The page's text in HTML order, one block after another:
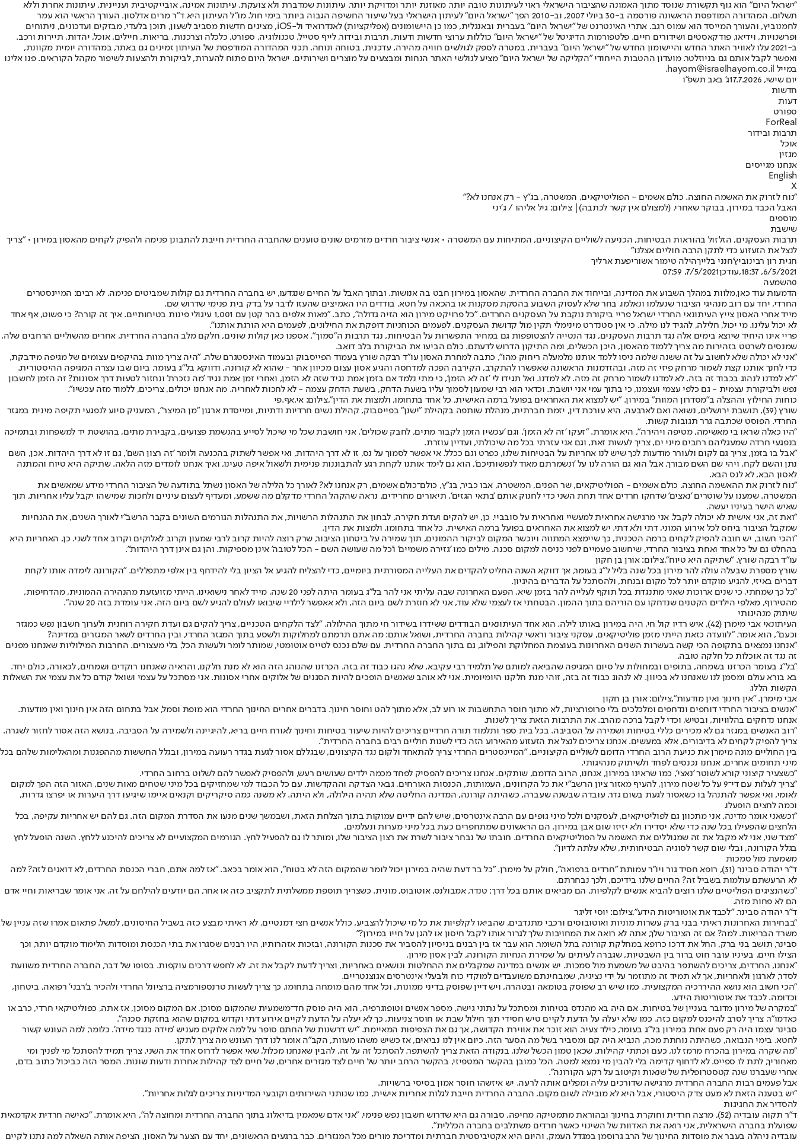
"ישראל היום" הוא גוף תקשורת שנוסד מתוך האמונה שהציבור הישראלי ראוי לעיתונות טובה יותר, מאוזנת יותר ומדויקת יותר. עיתונות שמדברת ולא צועקת. עיתונות אמינה, אובייקטיבית ועניינית. עיתונות אחרת וללא
תשלום. המהדורה המודפסת הראשונה פורסמה ב-30 ביולי 2007, וב-2010 הפך "ישראל היום" לעיתון הישראלי בעל שיעור החשיפה הגבוה ביותר בימי חול. מו"ל העיתון היא ד"ר מרים אדלסון. העורך הראשי הוא עמר
לחמנוביץ, והעורך המייסד הוא עמוס רגב. אתרי האינטרנט של "ישראל היום" בעברית ובאנגלית, כמו כן היישומונים (אפליקציות) לאנדרואיד ול-iOS, מציגים חדשות מסביב לשעון, תוכן בלעדי, מבזקים ועדכונים, ניתוחים
ופרשנויות, וידיאו, פודקאסטים ושידורים חיים. פלטפורמות הדיגיטל של "ישראל היום" כוללות ערוצי חדשות ודעות, תרבות ובידור, לייף סטייל, טכנולוגיה, ספורט, כלכלה וצרכנות, בריאות, חיילים, אוכל, יהדות, תיירות ורכב.
ב-2021 עלו לאוויר האתר החדש והיישומון החדש של "ישראל היום" בעברית, במטרה לספק לגולשים חוויה מהירה, עדכנית, בטוחה ונוחה. תכני המהדורה המודפסת של העיתון זמינים גם באתר, במהדורה יומית מקוונת,
ואפשר לקבל אותם גם בניוזלטר. מועדון ההטבות הייחודי "הקליקה של ישראל היום" מציע לגולשי האתר הנחות ומבצעים על מוצרים ושירותים. ישראל היום פתוח להערות, לביקורת ולהצעות לשיפור מקהל הקוראים. פנו אלינו
במייל hayom@israelhayom.co.il.
יום שישי, 17.7.2026
ג' באב תשפ"ו
חדשות
דעות
ספורט
ForReal
תרבות ובידור
אוכל
מגזין
אנחנו מגייסים
English
X
"נוח לזרוק את האשמה החוצה. כולם אשמים - הפוליטיקאים, המשטרה, בג"ץ - רק אנחנו לא?"
האבל הכבד במירון, בבוקר שאחרי. (למצולם אין קשר לכתבה)| צילום: גיל אליהו / ג׳יני
מוספים
שישבת
תרבות העסקנים, הזלזול בהוראות הבטיחות, הכניעה לשוליים הקיצוניים, המתיחות עם המשטרה • אנשי ציבור חרדים מזרמים שונים טוענים שהחברה החרדית חייבת להתבונן פנימה ולהפיק לקחים מהאסון במירון • "צריך
לנצל את הזעזוע כדי לתקן הרבה חוליים אצלנו"
חגית רון רבינוביץ'חנני בלייךהילה טימור אשוריפעת ארליך
6/5/2021, 18:37
,עודכן7/5/2021, 07:59
0השמעה
הדמעות עוד כאן,מלוות במהלך השבוע את המדינה, ובייחוד את החברה החרדית, שהאסון במירון חבט בה אנושות. ובתוך האבל על החיים שנגדעו, יש בחברה החרדית גם קולות שמביטים פנימה. לא רבים: המיינסטרים
החרדי, יחד עם רוב מנהיגי הציבור שנעלמו ונאלמו, בחר שלא לעסוק השבוע בהסקת מסקנות או בהכאה על חטא. בודדים היו האמיצים שהעזו לדבר על בדק בית פנימי שדרוש שם.
מייד אחרי האסון צייץ העיתונאי החרדי ישראל פריי ביקורת נוקבת על העסקנים החרדים. "כל פרויקט מירון הוא הזיה גדולה", כתב. "מאות אלפים בהר קטן עם 1,001 עיגולי פינות בטיחותיים. איך זה קורה? כי פשוט, אף אחד
לא יכול עלינו. מי יכול, חלילה, להגיד לנו מילה. כי אין סטנדרט מינימלי תקין מול קדושת העסקנים. לפעמים הכוחניות דופקת את החילונים, לפעמים היא הורגת אותנו".
פריי אינו היחיד שיוצא בימים אלה נגד תרבות העסקנים, נגד הנטייה להצטופפות גם במחיר התפשרות על הבטיחות, נגד תרבות ה"סמוך". אספנו כאן קולות שונים, חלקם מלב החברה החרדית, אחרים מהשוליים הרחבים שלה,
שמנסים לשרטט בזהירות מה צריך ללמוד מהאסון, היכן הכשלים, ומה התיקון הדרוש לדעתם. כולם הביעו את הביקורת בלב דואב.
"אני לא יכולה שלא לחשוב על זה ששנה שלמה ניסו ללמד אותנו מלמעלה ריחוק מהו", כתבה למחרת האסון עו"ד רבקה שורץ בעמוד הפייסבוק ובעמוד האינסטגרם שלה. "היה צריך מוות בהיקפים עצומים של מגיפה מידבקת,
כדי לחנך אותנו קצת לשמור מרחק פיזי זה מזה. ובהזדמנות הראשונה שאפשרו להתקרב, הקירבה הפכה למדחסה והגיע אסון עצום מכיוון אחר - שהוא לא קורונה, ודווקא בל"ג בעומר, ביום שבו עצרה המגיפה ההיסטורית.
"לא למדנו לנהוג בכבוד זה בזה. לא למדנו לשמור מרחק זה מזה. לא למדנו. ואל תגידו לי 'זה לא הזמן', כי מתי נלמד אם בזמן אמת נגיד שזה לא הזמן, ואחרי זמן אמת נגיד 'מה נזכרת' ונחזור לטעות דרך אסונות? זה הזמן לחשבון
נפש ולביקורת עצמית - גם כלפי עצמי ועצמנו, כי בתוך עמי אני יושבת. וכדאי הוא רבי שמעון לסמוך עליו בשעת הדחק, בשעת הדחק עצמה - לא לחכות לאחריה. מה אנחנו יכולים, צריכים, ללמוד מזה עכשיו".
כוחות החילוץ וההצלה ב"מסדרון המוות" במירון. "יש למצוא את האחראים בפועל ברמה האישית, כל אחד בתחומו, ולמצות את הדין",צילום: אי.אף.פי
שורץ (39), תושבת ירושלים, נשואה ואם לארבעה, היא עורכת דין, יזמת חברתית, מנהלת שותפה בקהילת "ישנן" בפייסבוק, קהילת נשים חרדיות ודתיות, ומייסדת ארגון "מן המיצר", המעניק סיוע לנפגעי תקיפה מינית במגזר
החרדי. הפוסט שכתבה גרר תגובות קשות.
"היו כאלה שראו בי מאשימה, מטיפה ויהירה", היא אומרת. "זעקו 'זה לא הזמן', וגם 'עכשיו הזמן לקבור מתים, לחבק שכולים'. אני חושבת שכל מי שיכול לסייע בהנשמת פצועים, בקבירת מתים, בהושטת יד למשפחות ובתמיכה
בנפגעי חרדה שמעגליהם רחבים מיני ים, צריך לעשות זאת, וגם אני עזרתי בכל מה שיכולתי, ועדיין עוזרת.
"אבל בו בזמן, צריך גם לקום ולעורר מודעות לכך שיש לנו אחריות על הבטיחות שלנו, כפרט וגם ככלל. אי אפשר לסמוך על נס, זו לא דרך היהדות, ואי אפשר לשתוק בהכנעה ולומר 'זה רצון השם', גם זו לא דרך היהדות. אכן, השם
נתן והשם לקח, ויהי שם השם מבורך, אבל הוא גם הורה לנו על 'ונשמרתם מאוד לנפשותיכם', הוא גם לימד אותנו לקחת רגע להתבוננות פנימית ולשאול איפה טעינו, ואיך אנחנו לומדים מזה הלאה. שתיקה היא טיוח והמתנה
לאסון הבא, לא לנס הבא.
"נוח לזרוק את ההאשמה החוצה. כולם אשמים - הפוליטיקאים, שר הפנים, המשטרה, אבו כביר, בג"ץ, כולם־כולם אשמים, רק אנחנו לא? לאורך כל הלילה של האסון נשתל בתודעה של הציבור החרדי מידע שמאשים את
המשטרה. שמענו על שוטרים 'נאצים' שדחקו חרדים אחד תחת השני כדי לחנוק אותם 'בתאי הגזים', תיאורים מחרידים. נראה שהקהל החרדי מדקלם מה ששמע, ומעדיף לעצום עיניים ולחכות שמישהו יקבל עליו אחריות, תוך
שאיש הישר בעיניו יעשה.
"ואת זה, אני אישית לא יכולה לקבל. אני מרגישה אחראית למעשיי ואחראית על סובביי. כן, יש להקים ועדת חקירה, לבחון את התנהלות הרשויות, את התנהלות הגורמים השונים בקבר הרשב"י לאורך השנים, את ההנחיות
שמקבל הציבור ביחס לכל אירוע המוני, דתי ולא דתי. יש למצוא את האחראים בפועל ברמה האישית, כל אחד בתחומו, ולמצות את הדין.
"והכי חשוב, יש חובה להפיק לקחים ברמה הטכנית, כך שיימצא המתווה ויוכשר המקום לביקור ההמונים, תוך שמירה על ביטחון הציבור, שרק רוצה להיות קרוב לרבי שמעון וקרוב לאלוקים וקרוב אחד לשני. כן, האחריות היא
בהחלט גם על כל אחד ואחת בציבור החרדי, שיחשוב פעמיים לפני כניסה למקום סכנה. מילים כמו 'גזירה משמיים' ו'כל מה שעושה השם - הכל לטובה' אינן מספיקות. והן גם אינן דרך היהדות".
עו"ד רבקה שורץ. "שתיקה היא טיוח",צילום: אורן בן חקון
שורץ מספרת שבעלה עולה להר מירון בכל שנה בליל ל"ג בעומר, אך דווקא השנה החליט להקדים את העלייה המסורתית ביומיים, כדי להצליח להגיע אל הציון בלי להידחף בין אלפי מתפללים. "הקורונה לימדה אותו לקחת
דברים באיזי, להגיע מוקדם יותר לכל מקום ובנחת, ולהסתכל על הדברים בהיגיון.
"כל כך שמחתי, כי שנים ארוכות שאני מתנגדת בכל תוקף לעלייה להר בזמן שיא. הפעם האחרונה שבה עליתי אני להר בל"ג בעומר היתה לפני 20 שנה, מייד לאחר נישואינו. הייתי מזועזעת מהנהירה ההמונית, מהדחיפות,
מהטירוף, מאלפי הילדים הקטנים שנדחקו עם הוריהם בתוך ההמון. הבטחתי אז לעצמי שלא עוד, אני לא חוזרת לשם ביום הזה, ולא אאפשר לילדיי שיבואו לעולם להגיע לשם ביום הזה. אני עומדת בזה 20 שנה".
שיתוק מנהיגותי
העיתונאי אבי מימרן (42), איש רדיו קול חי, היה במירון באותו לילה. הוא אחד העיתונאים הבודדים ששידרו בשידור חי מתוך ההילולה. "לצד הלקחים הטכניים, צריך להקים גם ועדת חקירה רוחנית ולערוך חשבון נפש כמגזר
וכעם", הוא אומר. "לוועדה כזאת הייתי מזמן פוליטיקאים, עסקני ציבור וראשי קהילות בחברה החרדית, ושואל אותם: מה אתם תרמתם למחלוקות ולשסע בתוך המגזר החרדי, ובין החרדים לשאר המגזרים במדינה?
"אנחנו נמצאים בתקופה הכי קשה בעשרות השנים האחרונות בעוצמת המחלוקת והפילוג, גם בתוך החברה החרדית. עם שלם נכנס לטייס אוטומטי, שמותר לומר ולעשות הכל, בלי מעצורים. החרבות המילוליות שאנחנו מפנים
זה נגד זה אוכלות כל חלקה טובה.
"בל"ג בעומר הכרזנו בשמחה, בתופים ובמחולות על סיום המגיפה שהביאה למותם של תלמיד רבי עקיבא, שלא נהגו כבוד זה בזה. הכרזנו שהנוהג הזה הוא לא מנת חלקנו, והראיה שאנחנו רוקדים ושמחים, לכאורה, כולם יחד.
בא בורא עולם ומסמן לנו שאנחנו לא בכיוון. לא לנהוג כבוד זה בזה, זוהי מנת חלקנו היומיומית. אני לא אוהב שאנשים הופכים להיות הסגנים של אלוקים אחרי אסונות. אני מסתכל על עצמי ושואל קודם כל את עצמי את השאלות
הקשות הללו.
אבי מימרן. "אין חינוך ואין מודעות",צילום: אורן בן חקון
"אנשים בציבור החרדי דוחפים ונדחפים ומלכלכים בלי פרופורציות, לא מתוך חוסר התחשבות או רוע לב, אלא מתוך להט וחוסר חינוך. בדברים אחרים החינוך החרדי הוא מופת וסמל, אבל בתחום הזה אין חינוך ואין מודעות.
אנחנו נדחקים בהלוויות, ובטיש, וכדי לקבל ברכה מהרב. את התרבות הזאת צריך לשנות.
"רוב האנשים במגזר גם לא מכירים כללי בטיחות ושמירה על הסביבה. בכל בית ספר ותלמוד תורה חרדיים צריכים להיות שיעור בטיחות וחינוך לאורח חיים בריא, להיגיינה ולשמירה על הסביבה. בנושא הזה אסור לחזור לשגרה.
צריך להפיק לקחים לא בדיבורים, אלא במעשים. אנחנו צריכים לנצל את הזעזוע מהאירוע הזה כדי לשנות חוליים רבים בחברה החרדית".
בין החוליים מונה מימרן את כניעת הרוב החרדי הדומם לשוליים הקיצוניים. "המיינסטרים החרדי צריך להתאחד ולקום נגד הקיצונים, שבגללם אסור לגעת בגדר רעועה במירון, ובגלל החששות מההפגנות ומהאלימות שלהם בכל
מיני תחומים אחרים, אנחנו נכנסים לפחד ולשיתוק מנהיגותי.
"כשצעיר קיצוני קורא לשוטר 'נאצי', כמו שראינו במירון, אנחנו, הרוב הדומם, שותקים. אנחנו צריכים להפסיק לפחד מכמה ילדים שעושים רעש, ולהפסיק לאפשר להם לשלוט ברחוב החרדי.
"צריך לעלות עם די־9 על כל שטח מירון, להעיף מאזור ציון הרשב"י את כל הקרוונים, העמותות, הכנסות האורחים, גבאי הצדקה וההקדשות. עם כל הכבוד למי שמחזיקים בכל מיני שטחים מאות שנים, האזור הזה הפך למקום
לאומי, ואי אפשר להתנהל בו כשאסור לגעת בשום גדר. עובדה שבשנה שעברה, כשהיתה קורונה, המדינה החליטה שלא תהיה הילולה, ולא היתה. לא משנה כמה סיקריקים וקנאים איימו שיגיעו דרך היערות או יפרצו גדרות,
וכמה לחצים הופעלו.
"וכשאני אומר מדינה, אני מתכוון גם לפוליטיקאים, לעסקנים ולכל מיני גופים עם הרבה אינטרסים, שיש להם ידיים עמוקות בתוך הצלחת הזאת, ושבמשך שנים מנעו את הסדרת המקום הזה. גם להם יש אחריות עקיפה, בכל
הלחצים שהפעילו בכל שנה כדי שלא יסדירו ולא יזיזו שום אבן במירון. הם הראשונים שמתחפרים כעת בכל מיני מערות ונעלמים.
"מצד שני, אני לא מקבל את זה שמגוללים את האשמה על הפוליטיקאים החרדים. חובתו של נבחר ציבור לשרת את רצון הציבור שלו, ומותר לו גם להפעיל לחץ. הגורמים המקצועיים לא צריכים להיכנע ללחץ. השנה הופעל לחץ
בגלל הקורונה, ובלי שום קשר לסוגיה הבטיחותית, שלא עלתה לדיון".
משמעת מול סמכות
ד"ר יהודה סבינר (31), רופא חסיד גור ויו"ר עמותת "חרדים ברפואה", חולק על מימרן. "כל בר דעת שהיה במירון יכול לומר שהמקום הזה לא בטוח", הוא אומר בכאב. "אז למה אתם, חברי הכנסת החרדים, לא דואגים לזה? למה
לא הרעשתם עולמות בשביל זה? החיים שלנו בידיכם, ולכך נבחרתם.
"כשהנציגים הפוליטיים שלנו רוצים להביא אנשים לקלפיות, הם מביאים אותם בכל דרך: טנדר, אמבולנס, אוטובוס, מונית. כשצריך תוספת ממשלתית לתקציב כזה או אחר, הם יודעים להילחם על זה. אני אומר שבריאות וחיי אדם
הם לא פחות מזה.
ד"ר יהודה סבינר. "לכבד את אוטוריטות הידע",צילום: יוסי זליגר
"בבחירות האחרונות ראיתי בבני ברק עשרות מוניות ואוטובוסים ורכבי מתנדבים, שהביאו לקלפיות את כל מי שיכול להצביע, כולל אנשים חצי דמנטיים. לא ראיתי מבצע כזה בשביל החיסונים, למשל. פתאום אמרו שזה עניין של
משרד הבריאות. למה? אם זה הציבור שלך, אתה לא רואה את המחויבות שלך לגרור אותו לקבל חיסון או להגן על חייו במירון?"
סבינר, תושב בני ברק, החל את דרכו כרופא במחלקת קורונה בתל השומר. הוא עבר אז בין רבנים בניסיון להסביר את סכנות הקורונה, ובזכות אזהרותיו, היו רבנים שסגרו את בתי הכנסת ומוסדות הלימוד מוקדם יותר, וכך
הצילו חיים. בעיניו עובר חוט ברור בין השבטיות, שגברה לעיתים על שמירת הנחיות הקורונה, לבין אסון מירון.
"אנחנו, החרדים, צריכים להשתפר בהיבט של משמעת מול סמכות. יש אנשים במדינה שמקבלים את ההחלטות ונושאים באחריות, וצריך לדעת לקבל את זה. לא לחפש דרכים עוקפות. בסופו של דבר, החברה החרדית משוועת
לסדר, לארגון ולאחריות, אך לא תמיד זה מתוזמר על ידי נציגיה, שמבחינתם משועבדים למוקדי כוח ולבעלי אינטרסים אגוצנטריים.
"הכי חשוב הוא נושא ההיררכיה המקצועית. כמו שיש רב שפוסק בטומאה ובטהרה, ויש דיין שפוסק בדיני ממונות, וכל אחד מהם מומחה בתחומו, כך צריך לעשות טרנספורמציה ברציונל החרדי ולהכיר ב'רבני' רפואה, ביטחון,
וכדומה. לכבד את אוטוריטות הידע.
"במקרה של מירון מדובר בעניין של בטיחות. אם היה בא מהנדס בטיחות ומסתכל על נתוני גישה, מספר אנשים וטופוגרפיה, הוא היה פוסק חד־משמעית שהמקום מסוכן. אם המקום מסוכן, אז אתה, כפוליטיקאי חרדי, כרב או
כאדמו"ר, צריך לסרב להיכנס למקום כזה. כמו שלא יעלה על הדעת לקיים טיש חסידי תוך חילול שבת או חוסר צניעות, כך לא יעלה על הדעת לקיים אירוע דתי וקדוש במקום שהוא בחזקת סכנה".
סבינר עצמו היה רק פעם אחת במירון בל"ג בעומר, כילד צעיר. הוא זוכר את אווירת הקדושה, אך גם את הצפיפות המאיימת. "יש דרשנות של החתם סופר על למה אלוקים מעניש 'מידה כנגד מידה'. כלומר, למה העונש קשור
לחטא. בימי הנבואה, כשהיתה נוחתת מכה, הנביא היה קם ומסביר בשל מה הסער הזה. כיום אין לנו נביאים, אז כשיש משהו מעוות, הקב"ה אומר לנו דרך העונש מה צריך לתקן.
"מה שקרה במירון בהכרח מרמז לנו, כעם וכתתי קהילות, שכאן טמון הכשל שלנו, בנקודה הזאת צריך להשתפר. להסתכל זה על זה, להבין שאנחנו מכלול, שאי אפשר לדרוס אחד את השני. צריך תמיד להסתכל מי לפניך ומי
מאחוריך, לתת לו ספייס. לא לדחוף קדימה בלי להבין מי נמצא למטה. הכל כמובן בהקשר המטפיזי, בהקשר הרחב יותר של חיים לצד מגזרים אחרים, של חיים לצד קהילות אחרות ודעות שונות. המסר הזה כביכול כתוב בדם,
אחרי שעברנו שנה קטסטרופלית של שנאות וקיטוב על רקע הקורונה".
אבל פעמים רבות החברה החרדית מרגישה שדורכים עליה ומפלים אותה לרעה. יש איזשהו חוסר אמון בסיסי ברשויות.
"יש בטענה הזאת לא מעט צדק היסטורי, אבל היא לא מובילה לשום מקום. החברה החרדית חייבת לגלות אחריות אישית, כמו שנותני השירותים וקובעי המדיניות צריכים לגלות אחריות".
להסדיר את החגיגות
ד"ר תקוה עובדיה (52), מרצה חרדית וחוקרת בחינוך ובהוראת מתמטיקה מחיפה, סבורה גם היא שדרוש חשבון נפש פנימי. "אני אדם שמאמין בדיאלוג בתוך החברה החרדית ומחוצה לה", היא אומרת. "כאישה חרדית אקדמאית
שפועלת בחברה הישראלית, אני רואה את האדוות של השינוי כאשר חרדים משתלבים בחברה הכללית".
עובדיה ניהלה בעבר את מוסדות החינוך של הרב גרוסמן במגדל העמק, והיום היא אקטיביסטית חברתית ומדריכת מורים מכל המגזרים. כבר ברגעים הראשונים, יחד עם הצער על האסון, הציפה אותה השאלה למה נתנו לקיים